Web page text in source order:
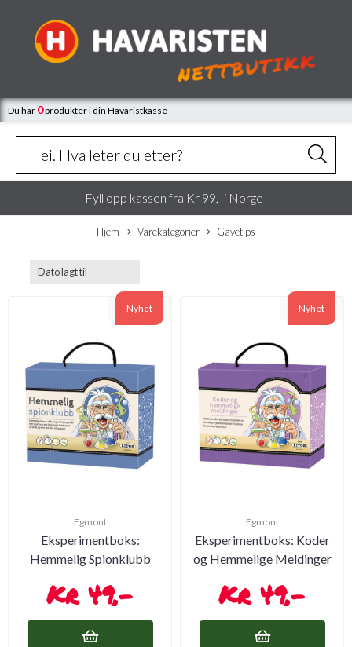
Du har 0produkteri din Havaristkasse
Fyll opp kassen fra Kr 99,- i Norge
Hjem Varekategorier Gavetips
Nyhet
Egmont
Eksperimentboks:
Hemmelig Spionklubb
49,-
Nyhet
Egmont
Eksperimentboks: Koder
og Hemmelige Meldinger
49,-